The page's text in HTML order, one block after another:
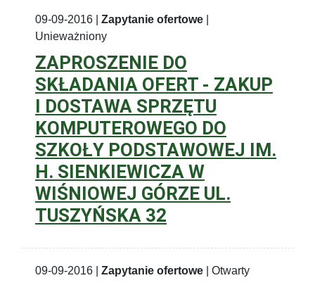
09-09-2016 | Zapytanie ofertowe
Unieważniony
ZAPROSZENIE DO
SKŁADANIA OFERT - ZAKUP
I DOSTAWA SPRZĘTU
KOMPUTEROWEGO DO
SZKOŁY PODSTAWOWEJ IM.
H. SIENKIEWICZA W
WIŚNIOWEJ GÓRZE UL.
TUSZYŃSKA 32
09-09-2016 | Zapytanie ofertowe | Otwarty